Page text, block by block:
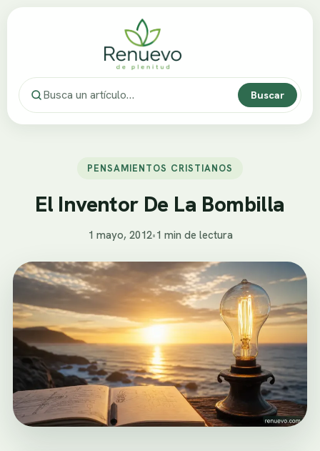
Buscar
PENSAMIENTOS CRISTIANOS
El Inventor De La Bombilla
1 mayo, 2012•1 min de lectura